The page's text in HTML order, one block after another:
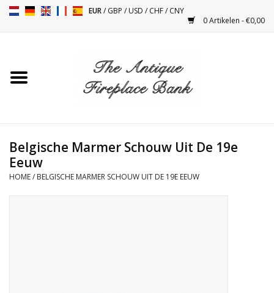
EUR/GBP /USD /CHF/CNY
0 Artikelen - €0,00
Toebehoren
Kacheltjes
Belgische Marmer Schouw Uit De 19e
Eeuw
HOME/ BELGISCHE MARMER SCHOUW UIT DE 19E EEUW